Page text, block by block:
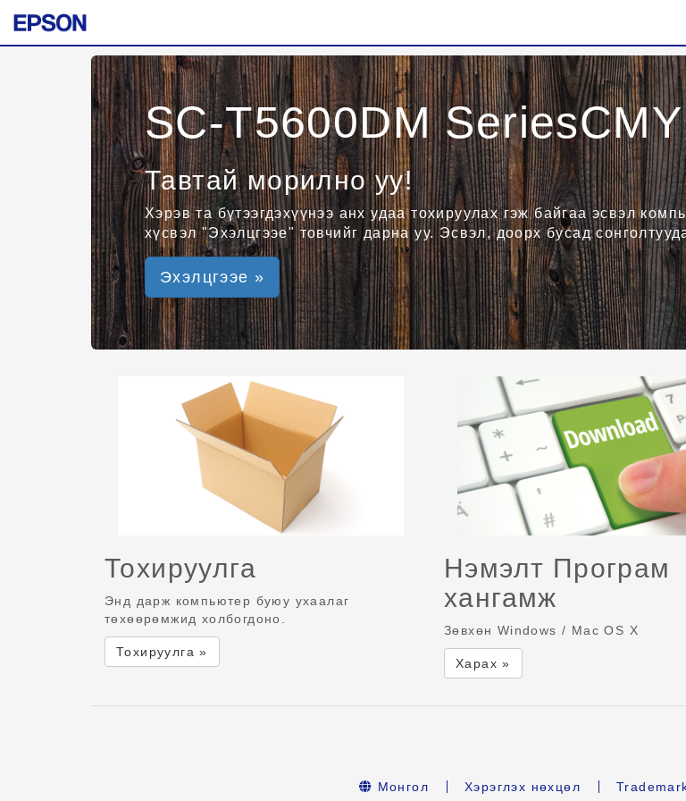
SC-T5600DM
Тавтай морилно уу!
Хэрэв та бүтээгдэхүүнээ анх удаа тохируулах гэж байгаа эсвэл
хүсвэл "Эхэлцгээе" товчийг дарна уу. Эсвэл, доорх бусад
Эхэлцгээе »
Тохируулга
Энд дарж компьютер буюу ухаалаг
төхөөрөмжид холбогдоно.
Тохируулга »
Нэмэлт Програм
хангамж
Зөвхөн Windows / Mac OS X
Харах »
Монгол Хэрэглэх нөхцөл